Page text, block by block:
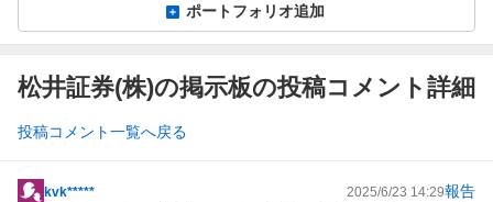
ポートフォリオ追加
松井証券(株)の掲示板の投稿コメント詳細
投稿コメント一覧へ戻る
kvk***** 2025/6/23 14:29報告